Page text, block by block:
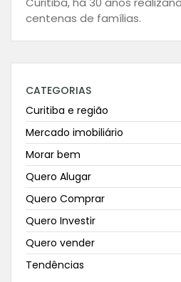
centenas de famílias.
CATEGORIAS
Curitiba e região
Mercado imobiliário
Morar bem
Quero Alugar
Quero Comprar
Quero Investir
Quero vender
Tendências